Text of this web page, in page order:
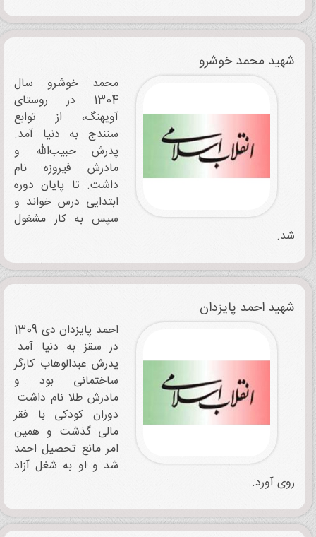
شهید محمد خوشرو
محمد خوشرو سال
1304 در روستای
آویهنگ، از توابع
سنندج به دنیا آمد.
پدرش حبیب‌الله و
مادرش فیروزه نام
داشت. تا پایان دوره
ابتدایی درس خواند و
سپس به کار مشغول
شد.
شهید احمد پایزدان
احمد پایزدان دی‌ 1309
در سقز به ‌دنیا آمد.
پدرش عبدالوهاب کارگر
ساختمانی بود و
مادرش طلا نام داشت.
دوران کودکی با فقر
مالی گذشت و همین
امر مانع تحصیل احمد
شد و او به شغل آزاد
روی آورد.